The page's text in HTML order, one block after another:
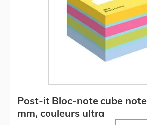
Post-it Bloc-note cube
mm, couleurs ultra